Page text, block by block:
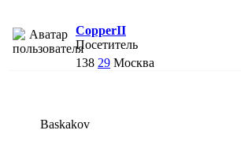
CopperII
Посетитель
138 29 Москва
Baskakov